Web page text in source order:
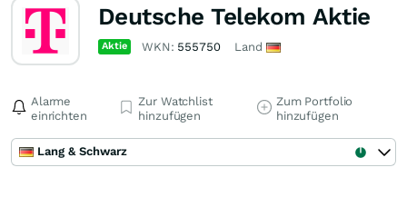
Deutsche Telekom Aktie
Aktie WKN: 555750 Land
Alarme
einrichten
Zur Watchlist
hinzufügen
Zum Portfolio
hinzufügen
Lang & Schwarz